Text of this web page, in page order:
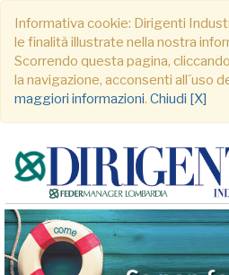
Informativa cookie: Dirigenti
le finalità illustrate nella nostra
Scorrendo questa pagina,
la navigazione, acconsenti all´uso
maggiori informazioni. Chiudi [X]